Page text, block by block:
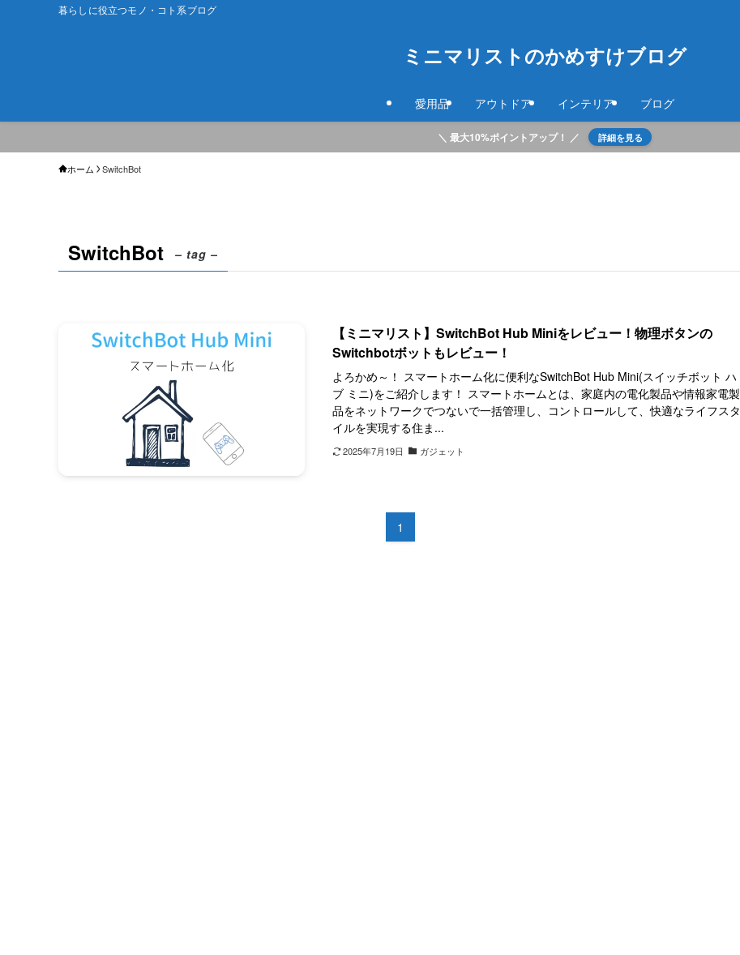
暮らしに役立つモノ・コト系ブログ
ミニマリストのかめすけブログ
愛用品 アウトドア インテリア ブログ
＼ 最大10%ポイントアップ！ ／ 詳細を見る
ホーム SwitchBot
SwitchBot – tag –
【ミニマリスト】SwitchBot Hub Miniをレビュー！物理ボタンの
Switchbotボットもレビュー！
よろかめ～！ スマートホーム化に便利なSwitchBot Hub Mini(スイッチボット ハ
ブ ミニ)をご紹介します！ スマートホームとは、家庭内の電化製品や情報家電製
品をネットワークでつないで一括管理し、コントロールして、快適なライフスタ
イルを実現する住ま...
2025年7月19日 ガジェット
1